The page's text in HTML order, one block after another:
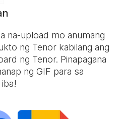
na-upload mo anumang
ng Tenor kabilang ang
ng Tenor. Pinapagana
ng GIF para sa